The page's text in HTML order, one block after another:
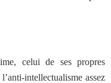
celui de ses propres
intellectualisme assez